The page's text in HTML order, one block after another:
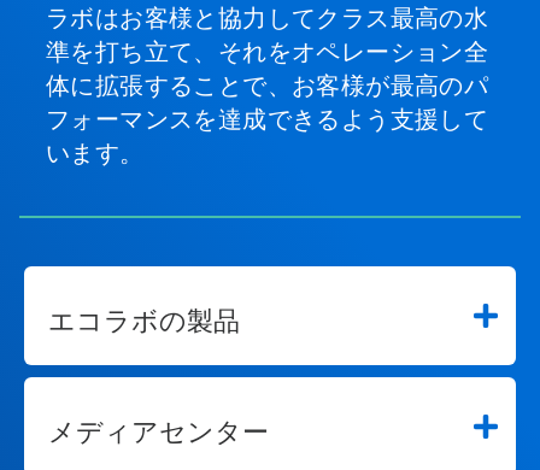
ラボはお客様と協力してクラス最高の水
準を打ち立て、それをオペレーション全
体に拡張することで、お客様が最高のパ
フォーマンスを達成できるよう支援して
います。
エコラボの製品
メディアセンター